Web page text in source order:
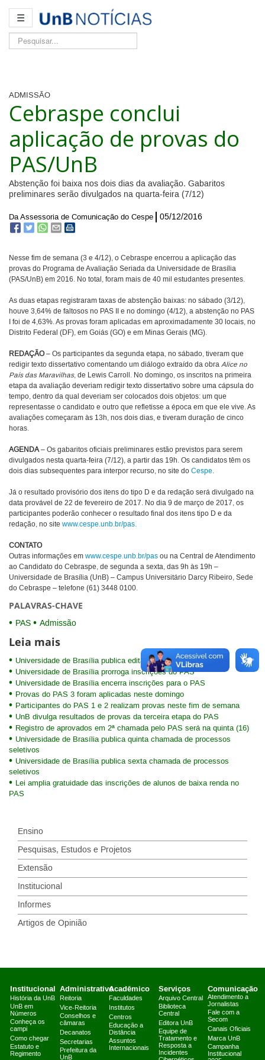
☰
Pesquisar...
ADMISSÃO
Cebraspe conclui
aplicação de provas do
PAS/UnB
Abstenção foi baixa nos dois dias da avaliação. Gabaritos
preliminares serão divulgados na quarta-feira (7/12)
Da Assessoria de Comunicação do Cespe 05/12/2016
Nesse fim de semana (3 e 4/12), o Cebraspe encerrou a aplicação das
provas do Programa de Avaliação Seriada da Universidade de Brasília
(PAS/UnB) em 2016. No total, foram mais de 40 mil estudantes presentes.
As duas etapas registraram taxas de abstenção baixas: no sábado (3/12),
houve 3,64% de faltosos no PAS II e no domingo (4/12), a abstenção no PAS
I foi de 4,63%. As provas foram aplicadas em aproximadamente 30 locais, no
Distrito Federal (DF), em Goiás (GO) e em Minas Gerais (MG).
REDAÇÃO– Os participantes da segunda etapa, no sábado, tiveram que
redigir texto dissertativo comentando um diálogo extraído da obra Alice no
País das Maravilhas, de Lewis Carroll. No domingo, os inscritos na primeira
etapa da avaliação deveriam redigir texto dissertativo sobre uma cápsula do
tempo, dentro da qual deveriam ser colocados dois objetos: um que
representasse o candidato e outro que refletisse a época em que ele vive. As
avaliações começaram às 13h, nos dois dias, e tiveram duração de cinco
horas.
AGENDA– Os gabaritos oficiais preliminares estão previstos para serem
divulgados nesta quarta-feira (7/12), a partir das 19h. Os candidatos têm os
dois dias subsequentes para interpor recurso, no site do Cespe.
Já o resultado provisório dos itens do tipo D e da redação será divulgado na
data provável de 22 de fevereiro de 2017. No dia 9 de março de 2017, os
participantes poderão conhecer o resultado final dos itens tipo D e da
redação, no site www.cespe.unb.br/pas.
CONTATO
Outras informações em www.cespe.unb.br/pas ou na Central de Atendimento
ao Candidato do Cebraspe, de segunda a sexta, das 9h às 19h –
Universidade de Brasília (UnB) – Campus Universitário Darcy Ribeiro, Sede
do Cebraspe – telefone (61) 3448 0100.
PALAVRAS-CHAVE
PAS Admissão
Leia mais
Universidade de Brasília publica editais do PAS
Universidade de Brasília prorroga inscrições do PAS
Universidade de Brasília encerra inscrições para o PAS
Provas do PAS 3 foram aplicadas neste domingo
Participantes do PAS 1 e 2 realizam provas neste fim de semana
UnB divulga resultados de provas da terceira etapa do PAS
Registro de aprovados em 2ª chamada pelo PAS será na quinta (16)
Universidade de Brasília publica quinta chamada de processos
seletivos
Universidade de Brasília publica sexta chamada de processos
seletivos
Lei amplia gratuidade das inscrições de alunos de baixa renda no
PAS
Ensino
Pesquisas, Estudos e Projetos
Extensão
Institucional
Informes
Artigos de Opinião
Institucional
História da UnB
UnB em
Números
Conheça os
campi
Como chegar
Estatuto e
Regimento
Administrativo
Reitoria
Vice-Reitoria
Conselhos e
câmaras
Decanatos
Secretarias
Prefeitura da
UnB
Acadêmico
Faculdades
Institutos
Centros
Educação a
Distância
Assuntos
Internacionais
Serviços
Arquivo Central
Biblioteca
Central
Editora UnB
Equipe de
Tratamento e
Resposta a
Incidentes
Comunicação
Atendimento a
Jornalistas
Fale com a
Secom
Canais Oficiais
Marca UnB
Campanha
Institucional